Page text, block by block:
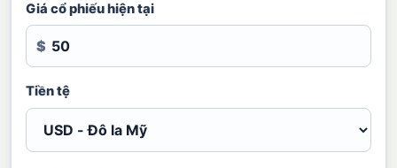
Giá cổ phiếu hiện tại
$
Tiền tệ